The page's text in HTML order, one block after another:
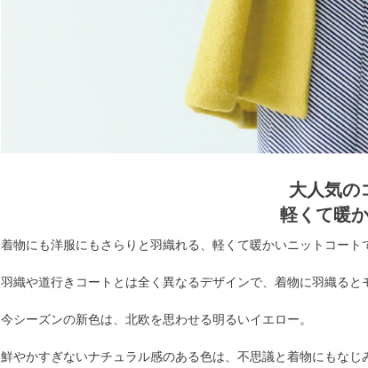
大人気の
軽くて暖
着物にも洋服にもさらりと羽織れる、軽くて暖かいニットコート
羽織や道行きコートとは全く異なるデザインで、着物に羽織ると
今シーズンの新色は、北欧を思わせる明るいイエロー。
鮮やかすぎないナチュラル感のある色は、不思議と着物にもなじ